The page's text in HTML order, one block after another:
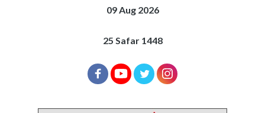
09 Aug 2026
25 Safar 1448